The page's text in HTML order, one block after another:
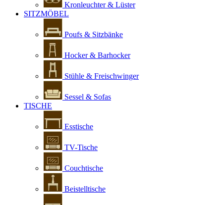
Kronleuchter & Lüster
SITZMÖBEL
Poufs & Sitzbänke
Hocker & Barhocker
Stühle & Freischwinger
Sessel & Sofas
TISCHE
Esstische
TV-Tische
Couchtische
Beistelltische